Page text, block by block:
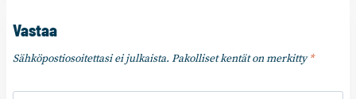
Vastaa
Sähköpostiosoitettasi ei julkaista. Pakolliset kentät on merkitty*